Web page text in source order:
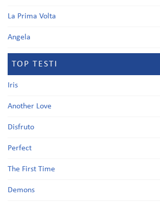
La Prima Volta
Angela
TOP TESTI
Iris
Another Love
Disfruto
Perfect
The First Time
Demons